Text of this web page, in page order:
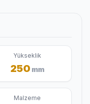
Yükseklik
250 mm
Malzeme